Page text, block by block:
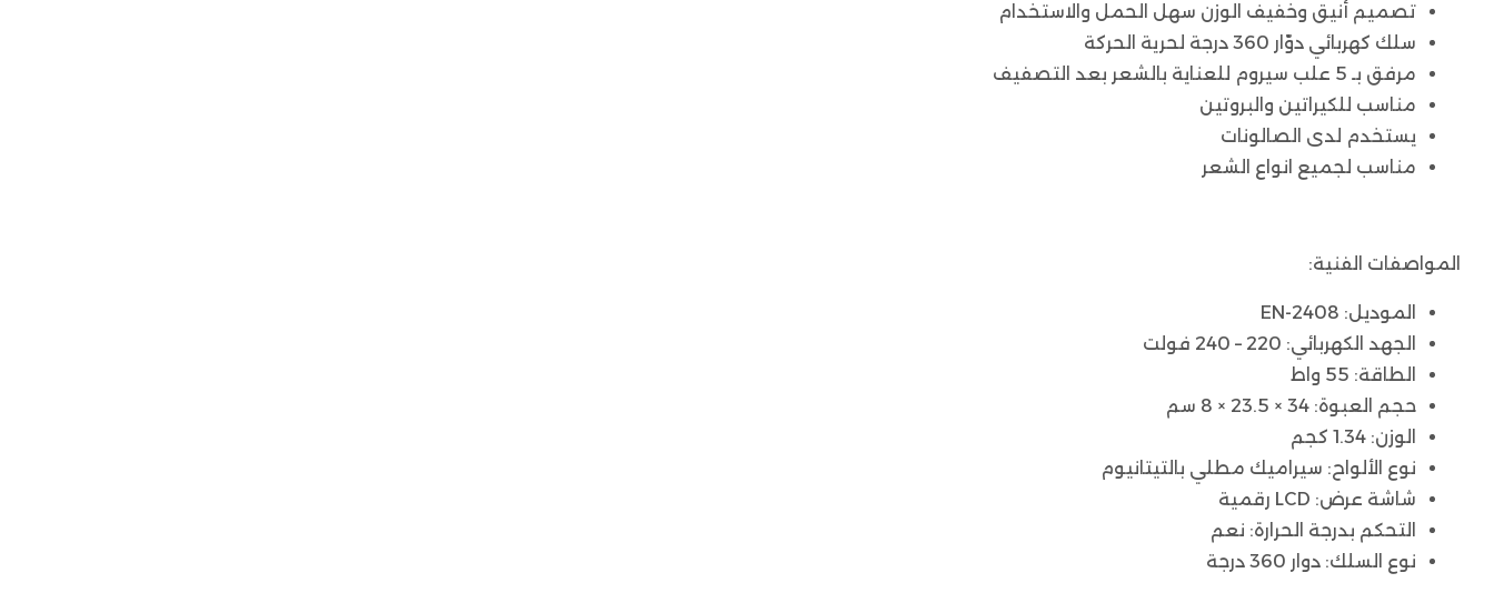
تصميم أنيق وخفيف الوزن سهل الحمل والاستخدام
سلك كهربائي دوّار 360 درجة لحرية الحركة
مرفق بـ 5 علب سيروم للعناية بالشعر بعد التصفيف
مناسب للكيراتين والبروتين
يستخدم لدى الصالونات
مناسب لجميع انواع الشعر
المواصفات الفنية:
الموديل: EN-2408
الجهد الكهربائي: 220 – 240 فولت
الطاقة: 55 واط
حجم العبوة: 34 × 23.5 × 8 سم
الوزن: 1.34 كجم
نوع الألواح: سيراميك مطلي بالتيتانيوم
شاشة عرض: LCD رقمية
التحكم بدرجة الحرارة: نعم
نوع السلك: دوار 360 درجة